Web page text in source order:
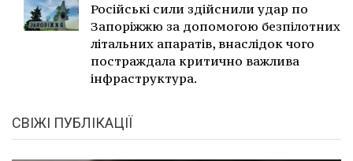
Російські сили здійснили удар по
Запоріжжю за допомогою безпілотних
літальних апаратів, внаслідок чого
постраждала критично важлива
інфраструктура.
СВІЖІ ПУБЛІКАЦІЇ